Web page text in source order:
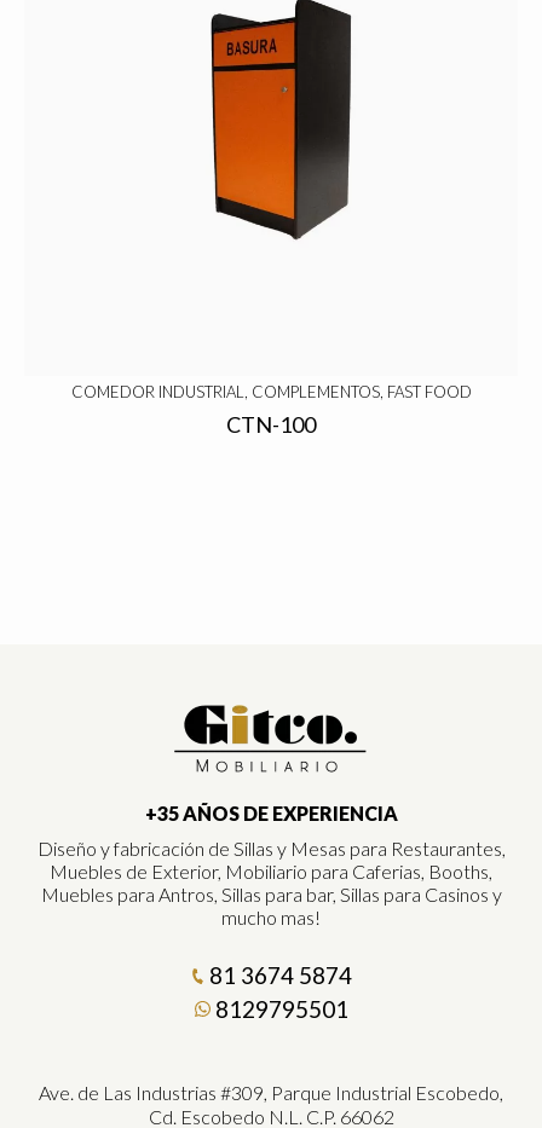
COMEDOR INDUSTRIAL, COMPLEMENTOS, FAST FOOD
CTN-100
+35 AÑOS DE EXPERIENCIA
Diseño y fabricación de Sillas y Mesas para Restaurantes,
Muebles de Exterior, Mobiliario para Caferias, Booths,
Muebles para Antros, Sillas para bar, Sillas para Casinos y
mucho mas!
81 3674 5874
8129795501
Ave. de Las Industrias #309, Parque Industrial Escobedo,
Cd. Escobedo N.L. C.P. 66062